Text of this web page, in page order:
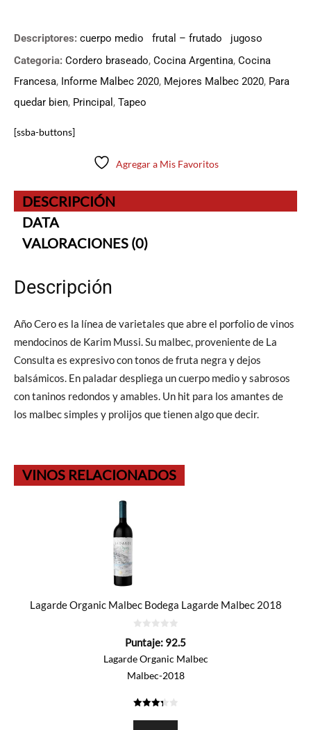
Descriptores: cuerpo medio frutal – frutado
jugoso
Categoria: Cordero braseado, Cocina Argentina, Cocina
Francesa, Informe Malbec 2020, Mejores Malbec 2020, Para
quedar bien, Principal , Tapeo
[ssba-buttons]
Agregar a Mis Favoritos
DESCRIPCIÓN
DATA
VALORACIONES (0)
Descripción
Año Cero es la línea de varietales que abre el porfolio de vinos
mendocinos de Karim Mussi. Su malbec, proveniente de La
Consulta es expresivo con tonos de fruta negra y dejos
balsámicos. En paladar despliega un cuerpo medio y sabrosos
con taninos redondos y amables. Un hit para los amantes de
los malbec simples y prolijos que tienen algo que decir.
VINOS RELACIONADOS
Lagarde Organic Malbec Bodega Lagarde Malbec 2018
de
Puntaje: 92.5
Lagarde Organic Malbec
Malbec-2018
de 5